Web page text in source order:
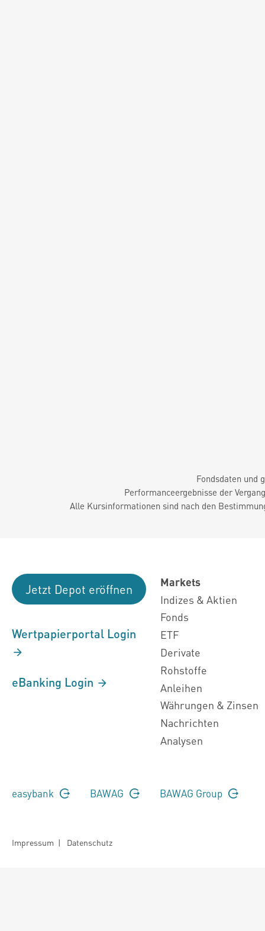
Fondsdaten und
Performanceergebnisse der
Alle Kursinformationen sind nach den
Jetzt Depot eröffnen
Wertpapierportal Login
eBanking Login
Markets
Indizes & Aktien
Fonds
ETF
Derivate
Rohstoffe
Anleihen
Währungen & Zinsen
Nachrichten
Analysen
easybank BAWAG BAWAG Group
Impressum | Datenschutz